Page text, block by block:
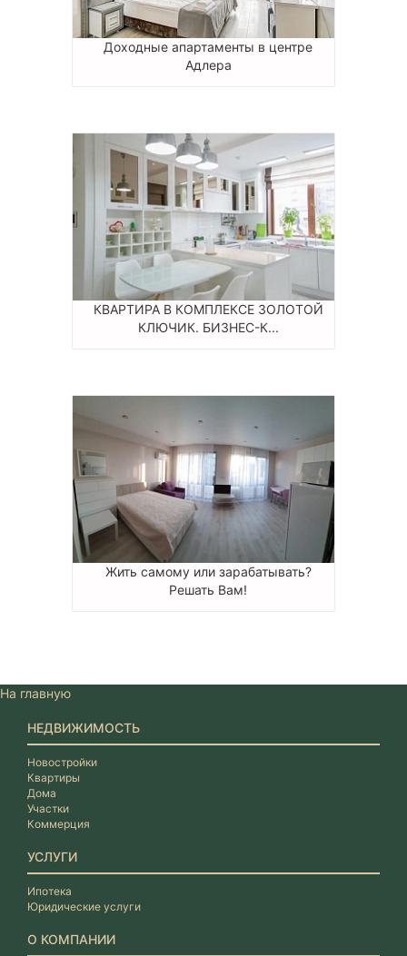
Доходные апартаменты в центре
Адлера
КВАРТИРА В КОМПЛЕКСЕ ЗОЛОТОЙ
КЛЮЧИК. БИЗНЕС-К...
Жить самому или зарабатывать?
Решать Вам!
На главную
НЕДВИЖИМОСТЬ
Новостройки
Квартиры
Дома
Участки
Коммерция
УСЛУГИ
Ипотека
Юридические услуги
О КОМПАНИИ